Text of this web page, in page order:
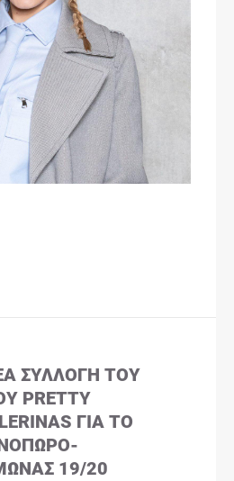
ΣΥΛΛΟΓΉ ΤΟΥ
PRETTY
ΓΙΑ ΤΟ
19/20